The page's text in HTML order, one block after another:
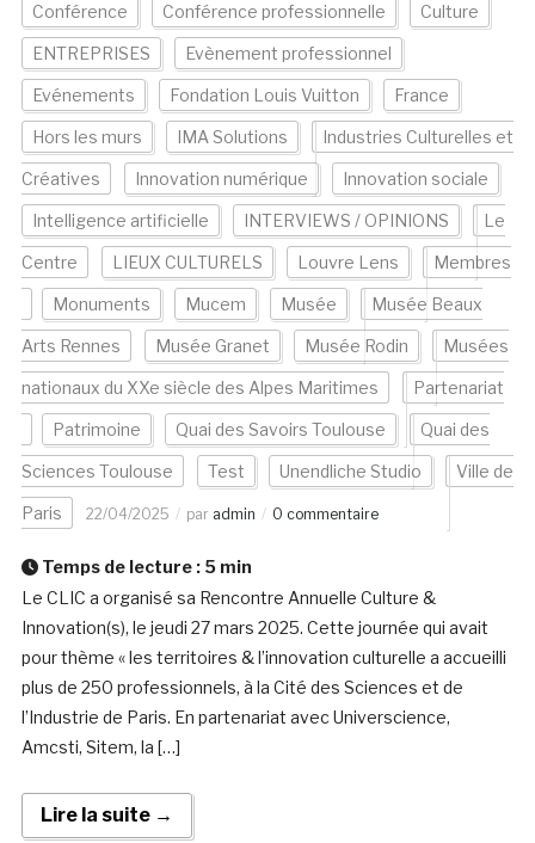
Conférence Conférence professionnelle Culture
ENTREPRISES Evènement professionnel
Evénements Fondation Louis Vuitton France
Hors les murs IMA Solutions Industries Culturelles et
Créatives Innovation numérique Innovation sociale
Intelligence artificielle INTERVIEWS / OPINIONS Le
Centre LIEUX CULTURELS Louvre Lens Membres
Monuments Mucem Musée Musée Beaux
Arts Rennes Musée Granet Musée Rodin Musées
nationaux du XXe siècle des Alpes Maritimes Partenariat
Patrimoine Quai des Savoirs Toulouse Quai des
Sciences Toulouse Test Unendliche Studio Ville de
Paris 22/04/2025 par admin 0 commentaire
Temps de lecture : 5 min
Le CLIC a organisé sa Rencontre Annuelle Culture &
Innovation(s), le jeudi 27 mars 2025. Cette journée qui avait
pour thème « les territoires & l’innovation culturelle a accueilli
plus de 250 professionnels, à la Cité des Sciences et de
l’Industrie de Paris. En partenariat avec Universcience,
Amcsti, Sitem, la […]
Lire la suite →